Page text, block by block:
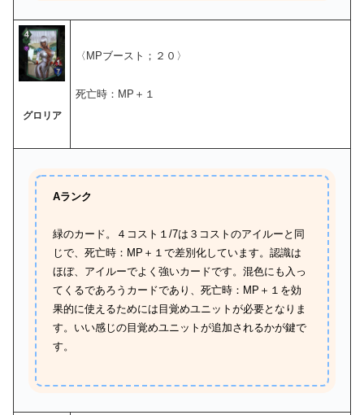
グロリア
〈MPブースト；２０〉
死亡時：MP＋１
Aランク
緑のカード。４コスト１/7は３コストのアイルーと同
じで、死亡時：MP＋１で差別化しています。認識は
ほぼ、アイルーでよく強いカードです。混色にも入っ
てくるであろうカードであり、死亡時：MP＋１を効
果的に使えるためには目覚めユニットが必要となりま
す。いい感じの目覚めユニットが追加されるかが鍵で
す。